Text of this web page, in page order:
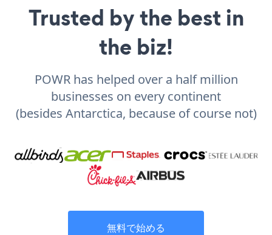
Trusted by the best in
the biz!
POWR has helped over a half million
businesses on every continent
(besides Antarctica, because of course not)
無料で始める